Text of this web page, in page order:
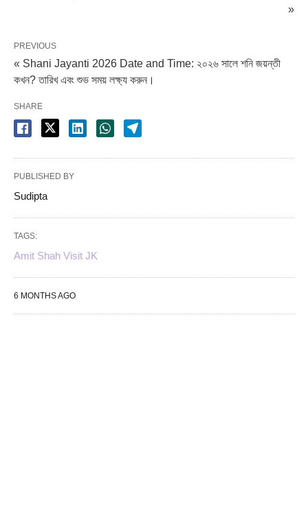
»
PREVIOUS
« Shani Jayanti 2026 Date and Time: ২০২৬ সালে শনি জয়ন্তী
কখন? তারিখ এবং শুভ সময় লক্ষ্য করুন।
SHARE
PUBLISHED BY
Sudipta
TAGS:
Amit Shah Visit JK
6 MONTHS AGO